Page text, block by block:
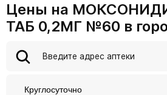
Цены на
ТАБ 0,2МГ №60 в
Круглосуточно